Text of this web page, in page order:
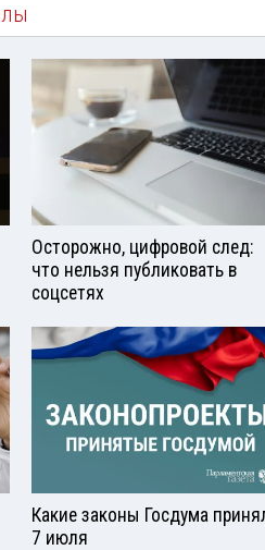
Осторожно, цифровой след:
что нельзя публиковать в
соцсетях
Какие законы Госдума
7 июля